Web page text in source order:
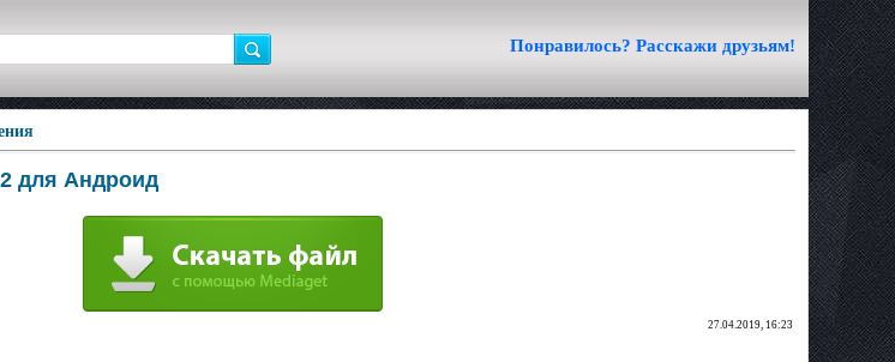
Понравилось? Расскажи друзьям!
для Андроид
27.04.2019, 16:23